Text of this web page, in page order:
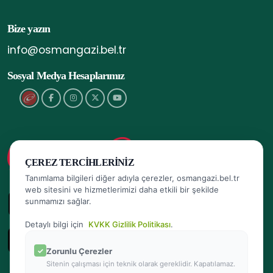
Bize yazın
info@osmangazi.bel.tr
Sosyal Medya Hesaplarımız
ÇEREZ TERCIHLERINIZ
Tanımlama bilgileri diğer adıyla çerezler, osmangazi.bel.tr
web sitesini ve hizmetlerimizi daha etkili bir şekilde
sunmamızı sağlar.
Detaylı bilgi için KVKK Gizlilik Politikası.
Zorunlu Çerezler
Sitenin çalışması için teknik olarak gereklidir. Kapatılamaz.